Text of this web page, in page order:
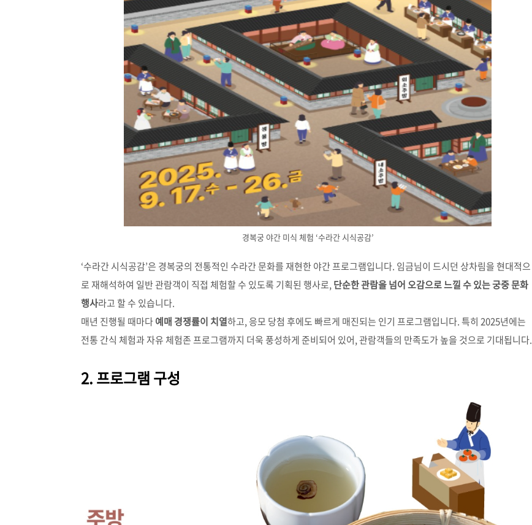
경복궁 야간 미식 체험 ‘수라간 시식공감’
‘수라간 시식공감’은 경복궁의 전통적인 수라간 문화를 재현한 야간 프로그램입니다. 임금님이 드시던 상차림을 현대적으
로 재해석하여 일반 관람객이 직접 체험할 수 있도록 기획된 행사로, 단순한 관람을 넘어 오감으로 느낄 수 있는 궁중 문화
행사라고 할 수 있습니다.
매년 진행될 때마다예매 경쟁률이 치열하고, 응모 당첨 후에도 빠르게 매진되는 인기 프로그램입니다. 특히 2025년에는
전통 간식 체험과 자유 체험존 프로그램까지 더욱 풍성하게 준비되어 있어, 관람객들의 만족도가 높을 것으로 기대됩니다.
2. 프로그램 구성